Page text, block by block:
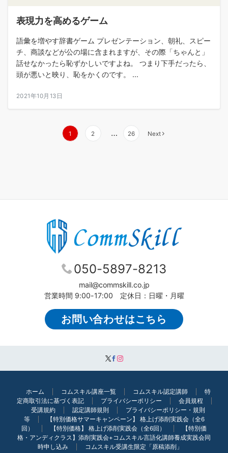
表現力を高めるゲーム
語彙を増やす辞書ゲーム プレゼンテーション、朝礼、スピー
チ、商談などが公の場に含まれますが、その際「ちゃんと」
話せなかったら恥ずかしいですよね。 つまり下手だったら、
頭が悪いと映り、恥をかくのです。 ...
2021年10月13日
1 2 … 26 Next
050-5897-8213
mail@commskill.co.jp
営業時間 9:00-17:00 定休日：日曜・月曜
お問い合わせはこちら
ホーム コムスキル講座一覧 コムスキル認定講師
特
定商取引法に基づく表記
プライバシーポリシー
会員規程
受講規約
認定講師規則
プライバシーポリシー・規則
等
【特別価格サマーキャンペーン】 格上げ添削実践会（全6
回）
【特別価格】 格上げ添削実践会（全6回）
【特別価
格・アンディクラス】添削実践会+コムスキル言語化講師養成実践会同
時申し込み
コムスキル受講生限定「原稿添削」